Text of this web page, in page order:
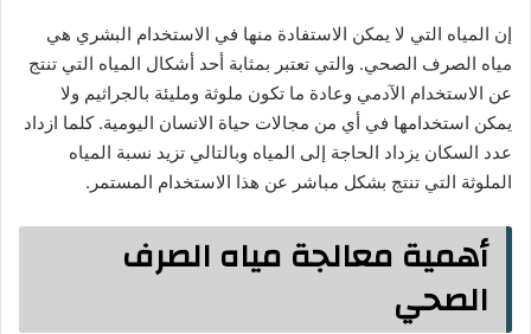
إن المياه التي لا يمكن الاستفادة منها في الاستخدام البشري هي
مياه الصرف الصحي. والتي تعتبر بمثابة أحد أشكال المياه التي تنتج
عن الاستخدام الآدمي وعادة ما تكون ملوثة ومليئة بالجراثيم ولا
يمكن استخدامها في أي من مجالات حياة الانسان اليومية. كلما ازداد
عدد السكان يزداد الحاجة إلى المياه وبالتالي تزيد نسبة المياه
الملوثة التي تنتج بشكل مباشر عن هذا الاستخدام المستمر.
أهمية معالجة مياه الصرف
الصحي